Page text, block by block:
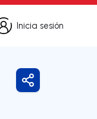
Inicia sesión
Inicia sesión
Compartir